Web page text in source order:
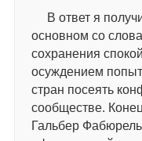
В ответ я
основном со
сохранения
осуждением
стран посеять
сообществе.
Гальбер